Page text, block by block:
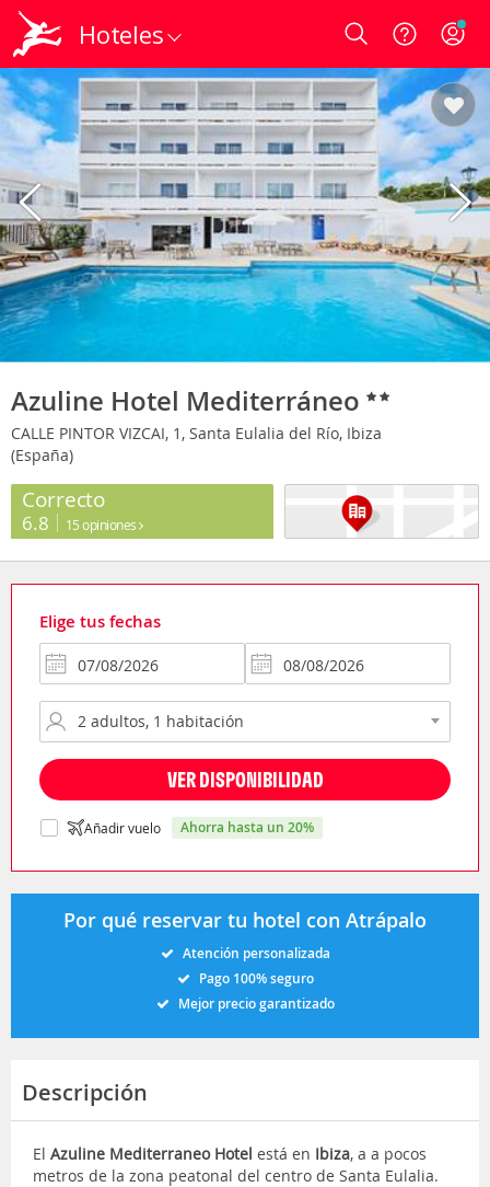
Hoteles Login
Azuline Hotel Mediterráneo
CALLE PINTOR VIZCAI, 1, Santa Eulalia del Río, Ibiza
(España)
Correcto
6.8 15 opiniones
Elige tus fechas
VER DISPONIBILIDAD
Añadir vuelo ahorra hasta un 20%
Por qué reservar tu hotel con Atrápalo
Atención personalizada
Pago 100% seguro
Mejor precio garantizado
Descripción
El Azuline Mediterraneo Hotel está en Ibiza, a a pocos
metros de la zona peatonal del centro de Santa Eulalia.